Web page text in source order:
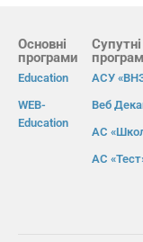
Основні
програми
Education
WEB-
Education
Супутні
АСУ
Веб
АС
АС